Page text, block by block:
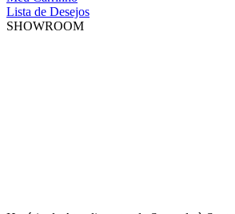
Lista de Desejos
SHOWROOM